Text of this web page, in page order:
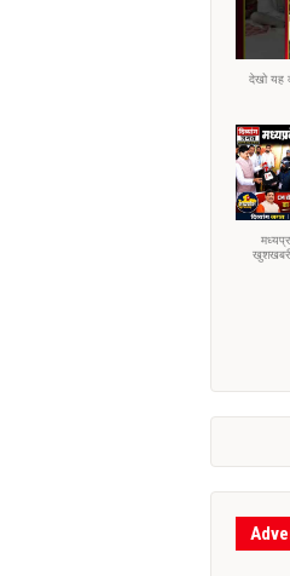
देखो यह
खुशखबरी